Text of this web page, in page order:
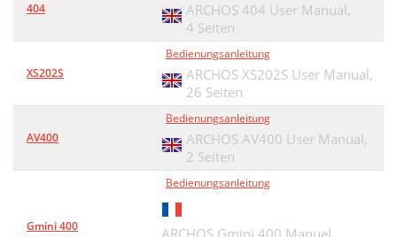
404
ARCHOS 404 User Manual,
4 Seiten
XS202S
Bedienungsanleitung
ARCHOS XS202S User Manual,
26 Seiten
AV400
Bedienungsanleitung
ARCHOS AV400 User Manual,
2 Seiten
Gmini 400
Bedienungsanleitung
ARCHOS Gmini 400 Manuel